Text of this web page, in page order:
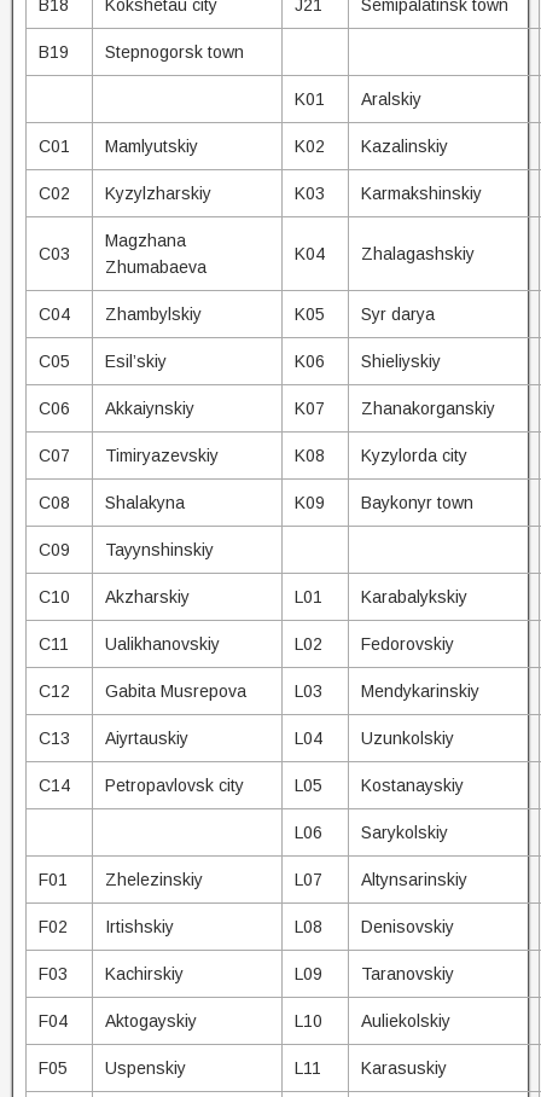
B18 Kokshetau city J21 Semipalatinsk town
B19 Stepnogorsk town
K01 Aralskiy
C01 Mamlyutskiy K02 Kazalinskiy
C02 Kyzylzharskiy K03 Karmakshinskiy
C03
Magzhana
Zhumabaeva
K04 Zhalagashskiy
C04 Zhambylskiy K05 Syr darya
C05 Esil’skiy K06 Shieliyskiy
C06 Akkaiynskiy K07 Zhanakorganskiy
C07 Timiryazevskiy K08 Kyzylorda city
C08 Shalakyna K09 Baykonyr town
C09 Tayynshinskiy
C10 Akzharskiy L01 Karabalykskiy
C11 Ualikhanovskiy L02 Fedorovskiy
C12 Gabita Musrepova L03 Mendykarinskiy
C13 Aiyrtauskiy L04 Uzunkolskiy
C14 Petropavlovsk city L05 Kostanayskiy
L06 Sarykolskiy
F01 Zhelezinskiy L07 Altynsarinskiy
F02 Irtishskiy L08 Denisovskiy
F03 Kachirskiy L09 Taranovskiy
F04 Aktogayskiy L10 Auliekolskiy
F05 Uspenskiy L11 Karasuskiy